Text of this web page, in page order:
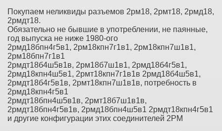
Покупаем неликвиды разъемов 2рм18, 2рмт18, 2рмд18,
2рмдт18.
Обязательно не бывшие в употреблении, не паянные,
год выпуска не ниже 1980-ого
2рмд18бпн4г5в1, 2рм18кпн7г1в1, 2рм18кпн7ш1в1,
2рм18бпн7г1в1
2рмдт18б4ш5в1в, 2рм18б7ш1в1, 2рмд18б4г5в1,
2рмд18кпн4ш5в1, 2рмт18кпн7г1в1в 2рмд18б4ш5в1,
2рмдт18б4г5в1в, 2рмт18кпн7ш1в1в, потребность в
2рмд18кпн4г5в1
2рмдт18бпн4ш5в1в, 2рмт18б7ш1в1в,
2рмдт18бпн4г5в1в, 2рмд18бпн4ш5в1 2рмдт18кпн4г5в1
и другие конфигурации этих соединителей 2РМ